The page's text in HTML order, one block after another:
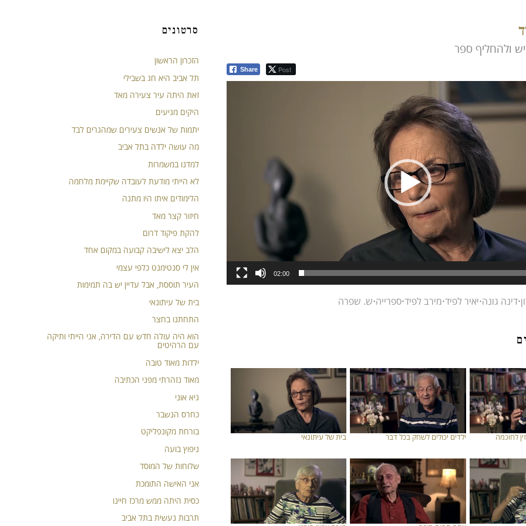
ולהחליף ספר
Share Post
02:00
⋅דינה גונה⋅יאיר לפיד⋅מירב לפיד⋅ספרייה⋅ש. שפרה
לחוכמה ילדים יכולים לשחק בכל דבר בית של עיתונאי
סרטונים
הזכרון הראשון
תל אביב היא חג בשבילי
זאת היתה עיר צעירה מאד
היקים מגיעים
יתמות של אנשים צעירים שמהגרים לבד
מה עושה ילדה בתל אביב
למדנו במשמרות
לא הייתי מודעת לעובדה שקיימת מלחמה
הלימודים איתו היו מתנה
חיזור קצר מאד
להקת פיקוד דרום
הלב יצא לישיבה קבועה במקום אחד
אין לי סנטימנט כלפי עצמי
העיר תוססת, אבל עדיין יש בה תמימות
בית של עיתונאי
התחתנו בחצר
הוא היה עולה חדש עם הדירה, אני הייתי ותיקה
עם הרהיטים
ילדות מאוד טובה
מאוד נזהרתי מפני הכתיבה
גיא אוני
כחרס הנשבר
בורחת מקונפליקט
ניפוץ בועה
שלוחות של המוסד
אני האישה התומכת
כסית היתה ממש מרכז חיינו
תרבות נעשית בתל אביב